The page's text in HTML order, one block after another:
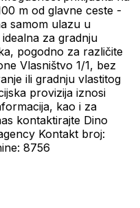
m od glavne ceste -
samom ulazu u
za gradnju
pogodno za različite
Vlasništvo 1/1, bez
ili gradnju vlastitog
provizija iznosi
kao i za
kontaktirajte Dino
Kontakt broj:
8756